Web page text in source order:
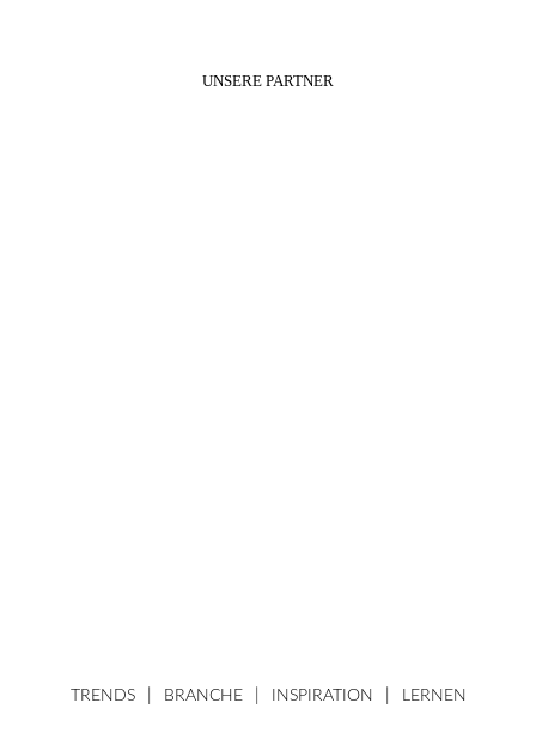
UNSERE PARTNER
TRENDS BRANCHE INSPIRATION LERNEN